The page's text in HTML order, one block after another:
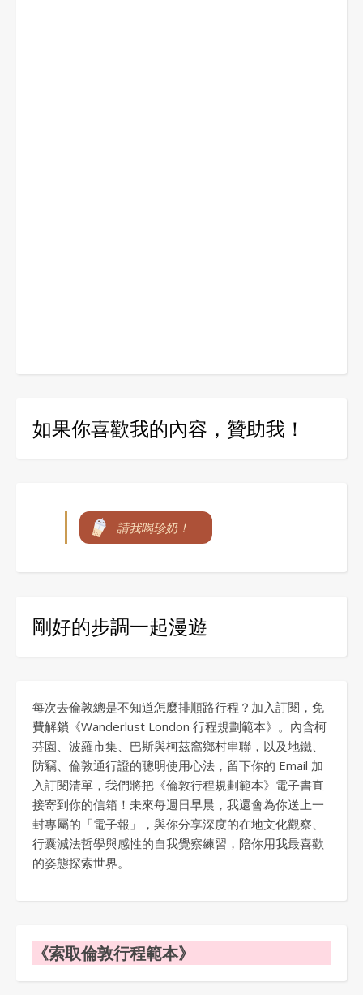
如果你喜歡我的內容，贊助我！
請我喝珍奶！
剛好的步調一起漫遊
每次去倫敦總是不知道怎麼排順路行程？加入訂閱，免
費解鎖《Wanderlust London 行程規劃範本》。內含柯
芬園、波羅市集、巴斯與柯茲窩鄉村串聯，以及地鐵、
防竊、倫敦通行證的聰明使用心法，留下你的 Email 加
入訂閱清單，我們將把《倫敦行程規劃範本》電子書直
接寄到你的信箱！未來每週日早晨，我還會為你送上一
封專屬的「電子報」，與你分享深度的在地文化觀察、
行囊減法哲學與感性的自我覺察練習，陪你用我最喜歡
的姿態探索世界。
《索取倫敦行程範本》